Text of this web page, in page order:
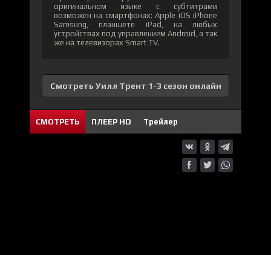
оригинальном языке с субтитрами
возможен на смартфонах: Apple iOS iPhone
Samsung, планшете iPad, на любых
устройствах под управлением Android, а так
же на телевизорах Smart TV.
Смотреть Уилл Трент 1-3 сезон онлайн
СМОТРЕТЬ ПЛЕЕР HD Трейлер